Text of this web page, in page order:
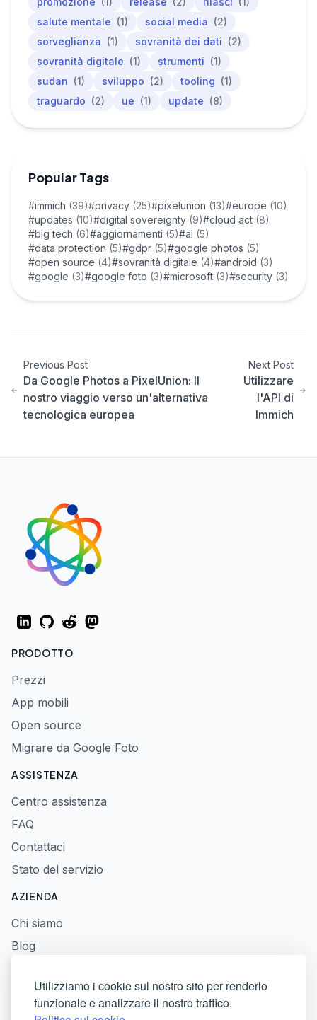
Utilizziamo i cookie sul nostro sito per renderlo
funzionale e analizzare il nostro traffico.
salute mentale (1) social media (2)
sorveglianza (1) sovranità dei dati (2)
sovranità digitale (1) strumenti (1)
sudan (1) sviluppo (2) tooling (1)
traguardo (2) ue (1) update (8)
Popular Tags
#immich (39)#privacy (25)#pixelunion (13)#europe (10)
#updates (10)#digital sovereignty (9)#cloud act (8)
#big tech (6)#aggiornamenti (5)#ai (5)
#data protection (5)#gdpr (5)#google photos (5)
#open source (4)#sovranità digitale (4)#android (3)
#google (3)#google foto (3)#microsoft (3)#security (3)
Previous Post
Da Google Photos a PixelUnion: Il
nostro viaggio verso un'alternativa
tecnologica europea
Next Post
Utilizzare
l'API di
Immich
LinkedInGitHubRedditMastodon
PRODOTTO
Prezzi
App mobili
Open source
Migrare da Google Foto
ASSISTENZA
Centro assistenza
FAQ
Contattaci
Stato del servizio
AZIENDA
Chi siamo
Blog
Politica sulla privacy
Termini di servizio